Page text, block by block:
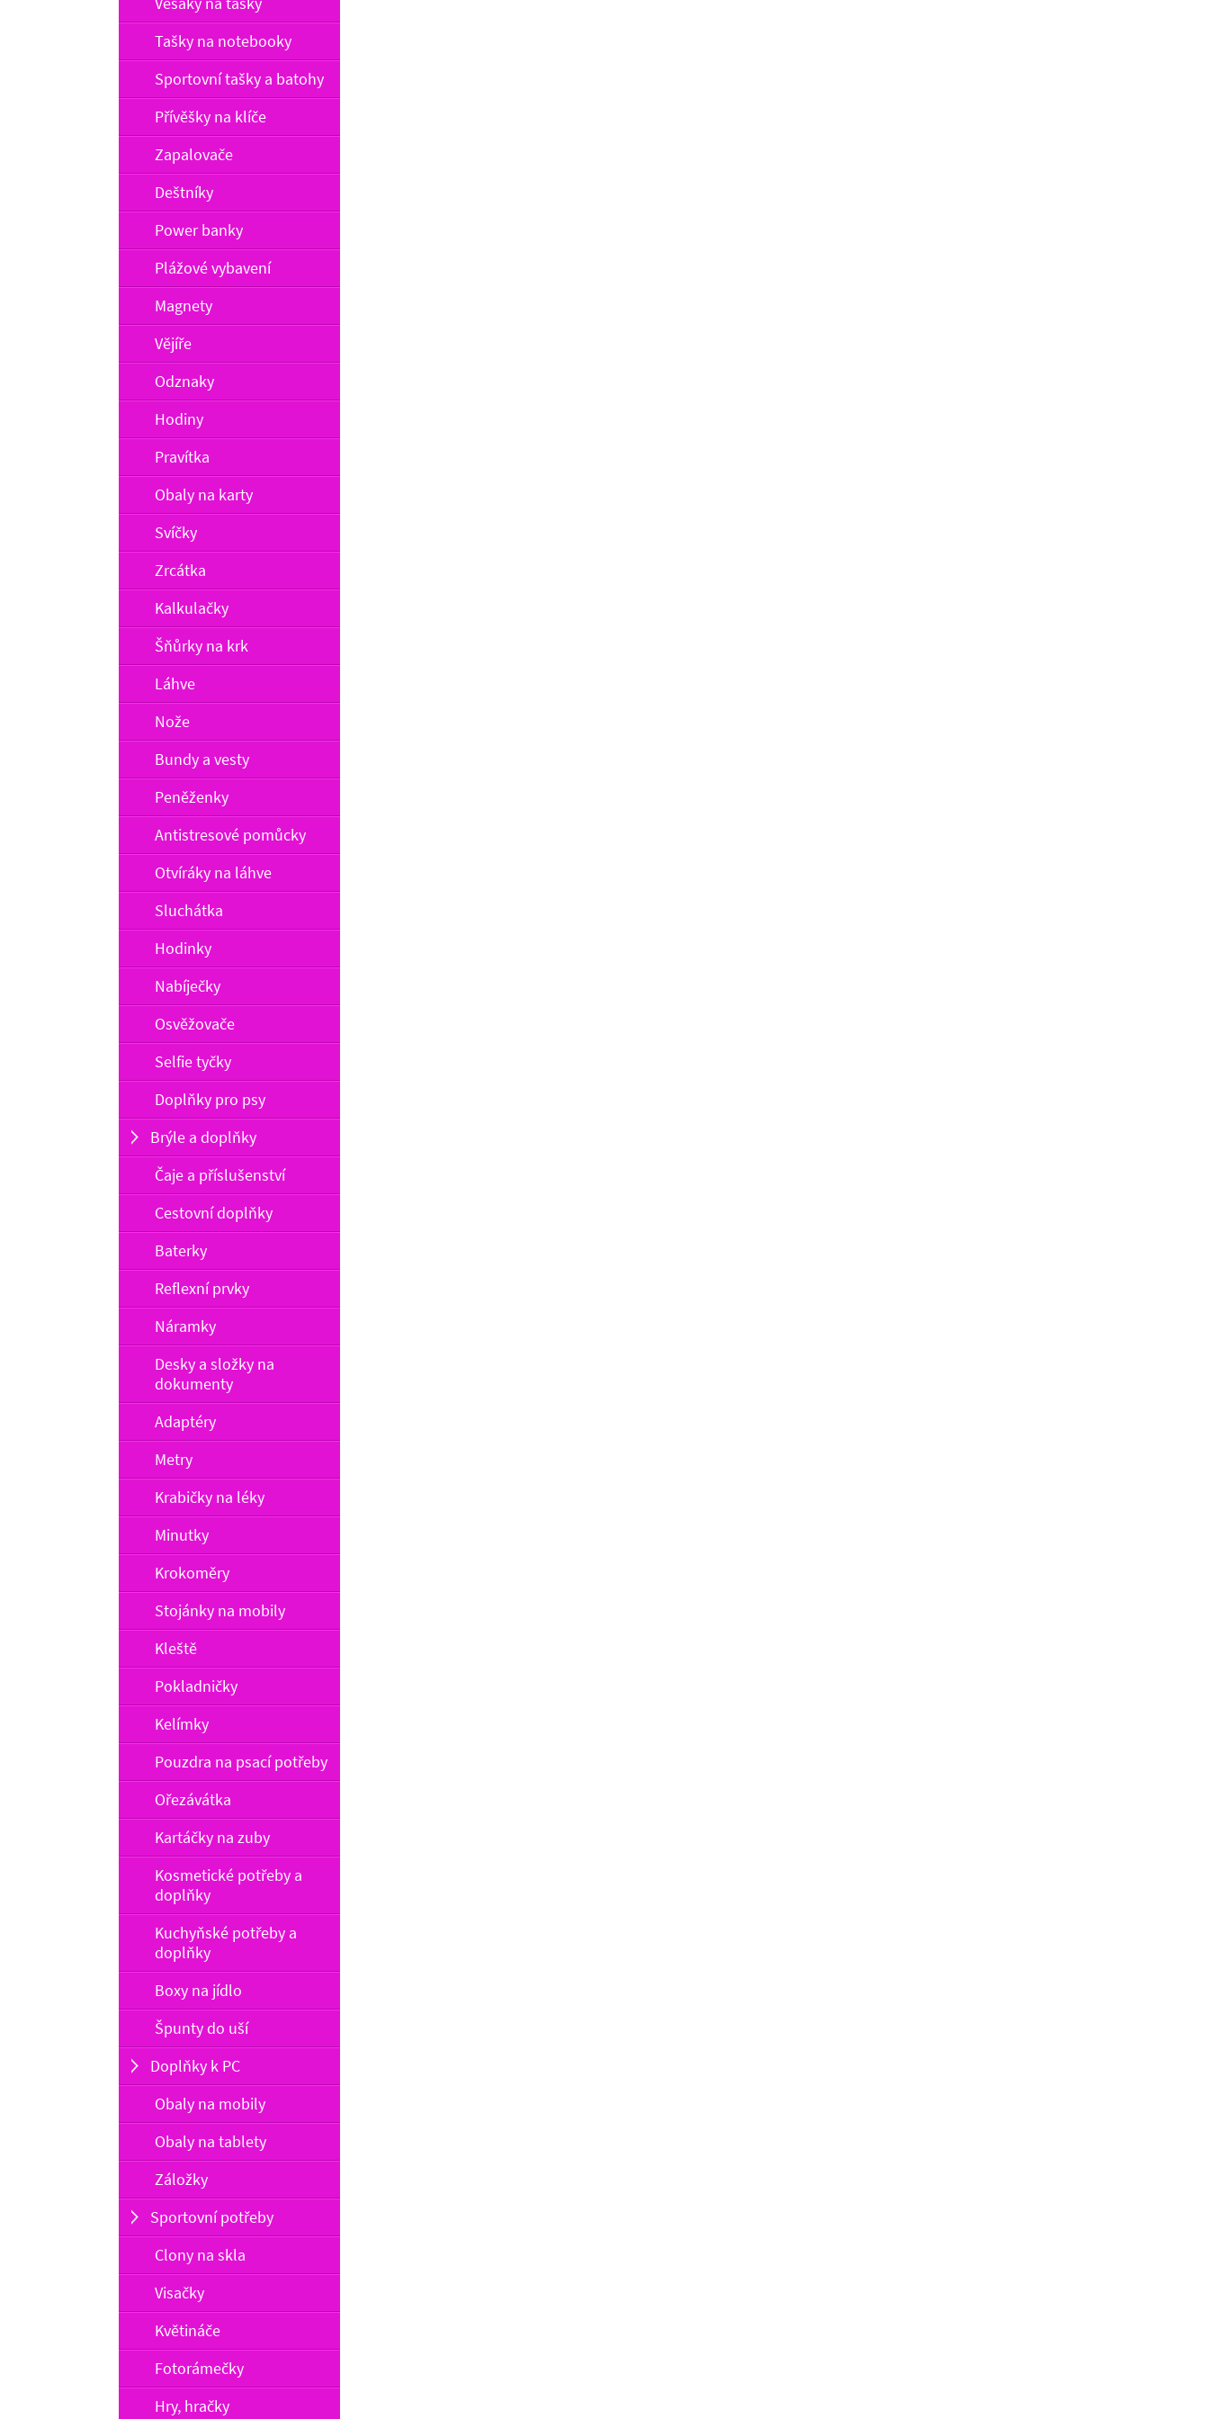
Tašky na notebooky
Sportovní tašky a batohy
Přívěšky na klíče
Zapalovače
Deštníky
Power banky
Plážové vybavení
Magnety
Vějíře
Odznaky
Hodiny
Pravítka
Obaly na karty
Svíčky
Zrcátka
Kalkulačky
Šňůrky na krk
Láhve
Nože
Bundy a vesty
Peněženky
Antistresové pomůcky
Otvíráky na láhve
Sluchátka
Hodinky
Nabíječky
Osvěžovače
Selfie tyčky
Doplňky pro psy
Brýle a doplňky
Čaje a příslušenství
Cestovní doplňky
Baterky
Reflexní prvky
Náramky
Desky a složky na
dokumenty
Adaptéry
Metry
Krabičky na léky
Minutky
Krokoměry
Stojánky na mobily
Kleště
Pokladničky
Kelímky
Pouzdra na psací potřeby
Ořezávátka
Kartáčky na zuby
Kosmetické potřeby a
doplňky
Kuchyňské potřeby a
doplňky
Boxy na jídlo
Špunty do uší
Doplňky k PC
Obaly na mobily
Obaly na tablety
Záložky
Sportovní potřeby
Clony na skla
Visačky
Květináče
Fotorámečky
Hry, hračky